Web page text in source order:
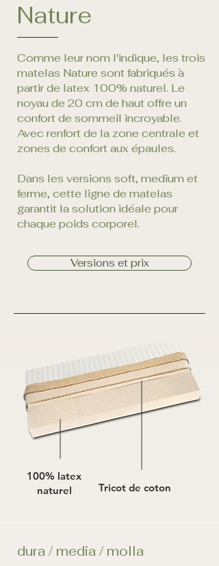
Nature
Comme leur nom l'indique, les trois
matelas Nature sont fabriqués à
partir de latex 100% naturel. Le
noyau de 20 cm de haut offre un
confort de sommeil incroyable.
Avec renfort de la zone centrale et
zones de confort aux épaules.
Dans les versions soft, medium et
ferme, cette ligne de matelas
garantit la solution idéale pour
chaque poids corporel.
Versions et prix
100% latex
naturel
Tricot de coton
dura / media / molla